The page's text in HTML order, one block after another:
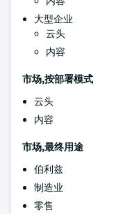
大型企业
云头
内容
市场,按部署模式
云头
内容
市场,最终用途
伯利兹
制造业
零售